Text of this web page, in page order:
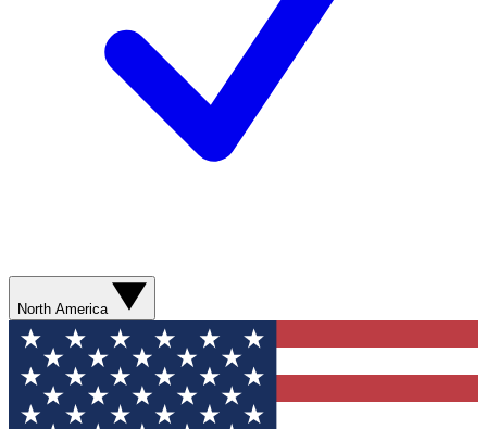
North America